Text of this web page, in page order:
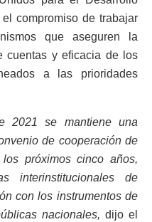
compromiso de trabajar
que aseguren la
cuentas y eficacia de los
a las prioridades
2021 se mantiene una
de cooperación de
próximos cinco años,
interinstitucionales de
con los instrumentos de
nacionales, dijo el